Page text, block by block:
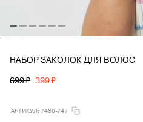
НАБОР ЗАКОЛОК ДЛЯ ВОЛОС
699 ₽ 399 ₽
АРТИКУЛ: 7460-747